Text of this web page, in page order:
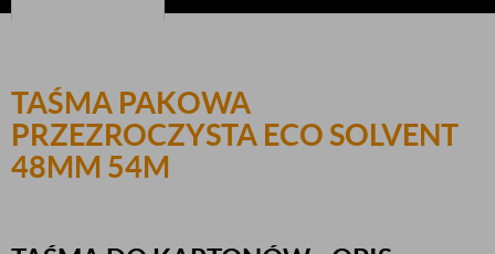
TAŚMA PAKOWA
PRZEZROCZYSTA ECO SOLVENT
48MM 54M